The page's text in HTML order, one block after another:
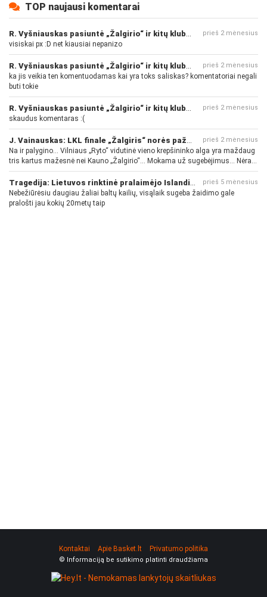
TOP naujausi komentarai
prieš 2 mėnesius
visiskai px :D net kiausiai nepanizo
prieš 2 mėnesius
ka jis veikia ten komentuodamas kai yra toks saliskas? komentatoriai negali
buti tokie
prieš 2 mėnesius
skaudus komentaras :(
prieš 2 mėnesius
Na ir palygino... Vilniaus „Ryto“ vidutinė vieno krepšininko alga yra maždaug
tris kartus mažesnė nei Kauno „Žalgirio“... Mokama už sugebėjimus... Nėra
pinigų - nėra gerų žaidėjų...
prieš 5 mėnesius
Nebežiūrėsiu daugiau žaliai baltų kailių, visąlaik sugeba žaidimo gale
pralošti jau kokių 20metų taip
Kontaktai Apie Basket.lt Privatumo politika
© Informaciją be sutikimo platinti draudžiama